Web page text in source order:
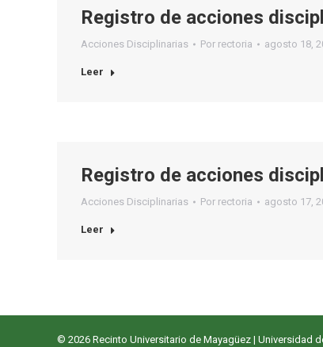
Registro de acciones
Acciones Disciplinarias Por rectoria agosto 18,
Leer
Registro de acciones
Acciones Disciplinarias Por rectoria agosto 17,
Leer
© 2026 Recinto Universitario de Mayagüez | Universidad